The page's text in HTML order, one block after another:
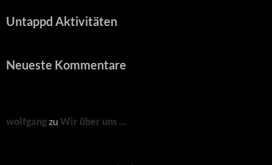
Untappd Aktivitäten
Neueste Kommentare
wolfgangzu Wir über uns …